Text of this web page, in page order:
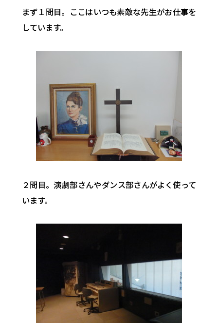
まず１問目。ここはいつも素敵な先生がお仕事を
しています。
２問目。演劇部さんやダンス部さんがよく使って
います。